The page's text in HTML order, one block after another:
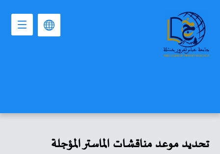
تحديد موعد مناقشات الماستر المؤجلة